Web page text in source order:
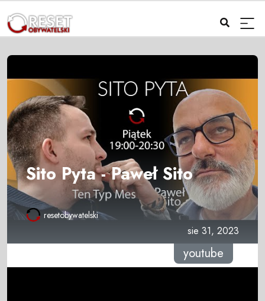
Sito Pyta - Paweł Sito
resetobywatelski
sie 31, 2023
youtube